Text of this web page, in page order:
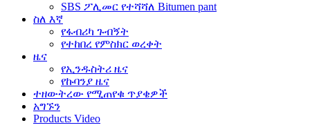
SBS ፖሊመር የተሻሻለ Bitumen pant
ስለ እኛ
የፋብሪካ ጉብኝት
የተከበረ የምስክር ወረቀት
ዜና
የኢንዱስትሪ ዜና
የኩባንያ ዜና
ተዘውትረው የሚጠየቁ ጥያቄዎች
አግኙን
Products Video